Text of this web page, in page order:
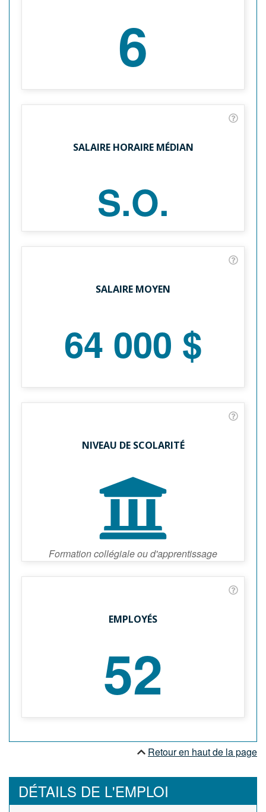
6
SALAIRE HORAIRE MÉDIAN
S.O.
SALAIRE MOYEN
64 000 $
NIVEAU DE SCOLARITÉ
Formation collégiale ou d'apprentissage
EMPLOYÉS
52
Retour en haut de la page
DÉTAILS DE L'EMPLOI